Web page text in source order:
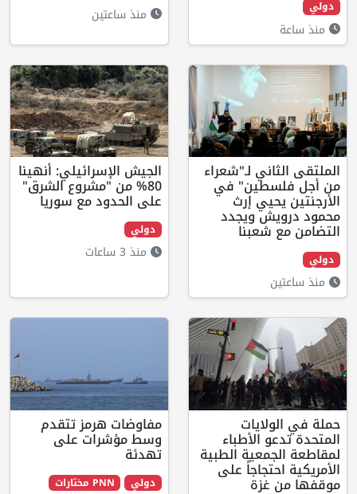
لـ"شعراء
في
إرث
ويجدد
الجيش الإسرائيلي: أنهينا
80% من "مشروع الشرق"
على الحدود مع سوريا
دولي
الطبية
على
مفاوضات هرمز تتقدم
وسط مؤشرات على
تهدئة
دولي